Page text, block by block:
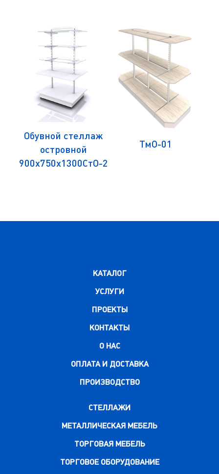
Обувной стеллаж
островной
900х750х1300СтО-2
ТмО-01
КАТАЛОГ
УСЛУГИ
ПРОЕКТЫ
КОНТАКТЫ
О НАС
ОПЛАТА И ДОСТАВКА
ПРОИЗВОДСТВО
СТЕЛЛАЖИ
МЕТАЛЛИЧЕСКАЯ МЕБЕЛЬ
ТОРГОВАЯ МЕБЕЛЬ
ТОРГОВОЕ ОБОРУДОВАНИЕ